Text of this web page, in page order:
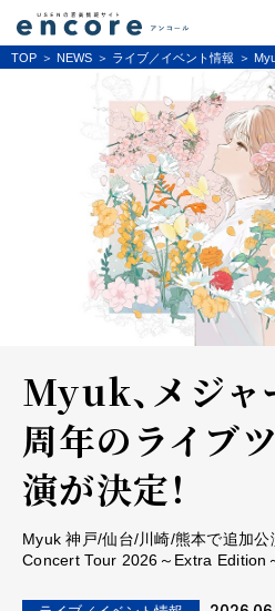
TOP NEWS ライブ／イベント情報
Myuk、メジャ
周年のライブ
演が決定！
Myuk 神戸/仙台/川崎/熊本で追加
Concert Tour 2026～Extra Edition